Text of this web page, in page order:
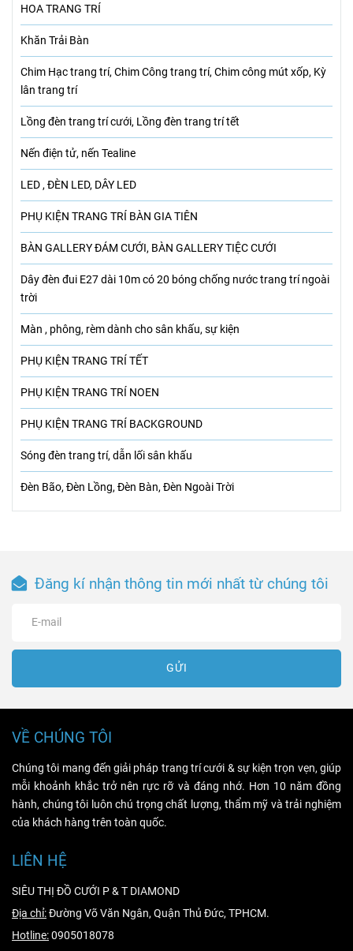
HOA TRANG TRÍ
Khăn Trải Bàn
Chim Hạc trang trí, Chim Công trang trí, Chim công mút xốp, Kỳ
lân trang trí
Lồng đèn trang trí cưới, Lồng đèn trang trí tết
Nến điện tử, nến Tealine
LED , ĐÈN LED, DÂY LED
PHỤ KIỆN TRANG TRÍ BÀN GIA TIÊN
BÀN GALLERY ĐÁM CƯỚI, BÀN GALLERY TIỆC CƯỚI
Dây đèn đui E27 dài 10m có 20 bóng chống nước trang trí ngoài
trời
Màn , phông, rèm dành cho sân khấu, sự kiện
PHỤ KIỆN TRANG TRÍ TẾT
PHỤ KIỆN TRANG TRÍ NOEN
PHỤ KIỆN TRANG TRÍ BACKGROUND
Sóng đèn trang trí, dẫn lối sân khấu
Đèn Bão, Đèn Lồng, Đèn Bàn, Đèn Ngoài Trời
Đăng kí nhận thông tin mới nhất từ chúng tôi
GỬI
VỀ CHÚNG TÔI
Chúng tôi mang đến giải pháp trang trí cưới & sự kiện trọn vẹn, giúp
mỗi khoảnh khắc trở nên rực rỡ và đáng nhớ. Hơn 10 năm đồng
hành, chúng tôi luôn chú trọng chất lượng, thẩm mỹ và trải nghiệm
của khách hàng trên toàn quốc.
LIÊN HỆ
SIÊU THỊ ĐỒ CƯỚI P & T DIAMOND
Địa chỉ:Đường Võ Văn Ngân, Quận Thủ Đức, TPHCM.
Hotline:0905018078